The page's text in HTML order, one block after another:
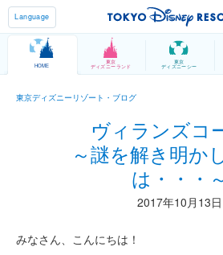
Language
HOME
東京
ディズニーランド
東京
ディズニーシー
東京ディズニーリゾート・ブログ
ヴィランズコ
～謎を解き明か
は・・・
2017年10月13日
みなさん、こんにちは！